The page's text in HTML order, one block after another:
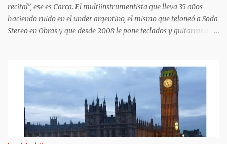
recital”, ese es Carca. El multiinstrumentista que lleva 35 años
haciendo ruido en el under argentino, el mismo que teloneó a Soda
Stereo en Obras y que desde 2008 le pone teclados y guitarras al
Marfan avanzado y el corazón en las últimas. 10 días antes de
Navidad: para 5 minutos. Lo reviven. Sube al puesto 1 de la lista de
trasplante. 11 de diciembre: le ponen un corazón nuevo. 10 meses
internado: graba Exultante, su disco 100% hospitalario con tablet,
guitarra y susurros a las 2 AM. Octubre 2025: sale el álbum. HOY,
6/11, 21 hs: La Trastienda. Su primer show SOLISTA en DOS AÑOS.
“Quiero celebrar que estoy vivo, no presentar un disco que ya todos